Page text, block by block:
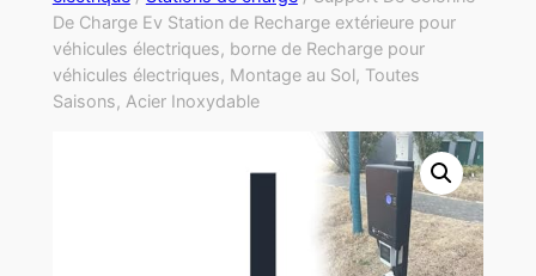
De Charge Ev Station de Recharge extérieure pour
véhicules électriques, borne de Recharge pour
véhicules électriques, Montage au Sol, Toutes
Saisons, Acier Inoxydable